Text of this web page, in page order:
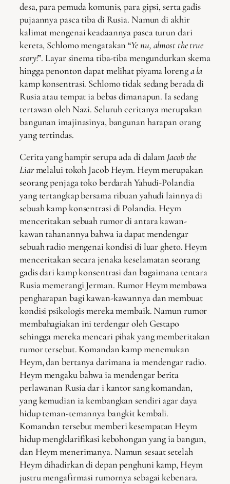
desa, para pemuda komunis, para gipsi, serta gadis
pujaannya pasca tiba di Rusia. Namun di akhir
kalimat mengenai keadaannya pasca turun dari
kereta, Schlomo mengatakan “Ye nu, almost the true
story!”. Layar sinema tiba-tiba mengundurkan skema
hingga penonton dapat melihat piyama lorenga la
kamp konsentrasi. Schlomo tidak sedang berada di
Rusia atau tempat ia bebas dimanapun. Ia sedang
tertawan oleh Nazi. Seluruh ceritanya merupakan
bangunan imajinasinya, bangunan harapan orang
yang tertindas.
Cerita yang hampir serupa ada di dalam Jacob the
Liarmelalui tokoh Jacob Heym. Heym merupakan
seorang penjaga toko berdarah Yahudi-Polandia
yang tertangkap bersama ribuan yahudi lainnya di
sebuah kamp konsentrasi di Polandia. Heym
menceritakan sebuah rumor di antara kawan-
kawan tahanannya bahwa ia dapat mendengar
sebuah radio mengenai kondisi di luar gheto. Heym
menceritakan secara jenaka keselamatan seorang
gadis dari kamp konsentrasi dan bagaimana tentara
Rusia memerangi Jerman. Rumor Heym membawa
pengharapan bagi kawan-kawannya dan membuat
kondisi psikologis mereka membaik. Namun rumor
membahagiakan ini terdengar oleh Gestapo
sehingga mereka mencari pihak yang memberitakan
rumor tersebut. Komandan kamp menemukan
Heym, dan bertanya darimana ia mendengar radio.
Heym mengaku bahwa ia mendengar berita
perlawanan Rusia dar i kantor sang komandan,
yang kemudian ia kembangkan sendiri agar daya
hidup teman-temannya bangkit kembali.
Komandan tersebut memberi kesempatan Heym
hidup mengklarifikasi kebohongan yang ia bangun,
dan Heym menerimanya. Namun sesaat setelah
Heym dihadirkan di depan penghuni kamp, Heym
justru mengafirmasi rumornya sebagai kebenara.